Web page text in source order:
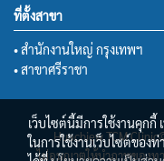
ที่ตั้งสาขา
• สำนักงานใหญ่ กรุงเทพฯ
• สาขาศรีราชา
Huachiew TCM
ไม่อนุญาตให้นำภาพของท
เว็บไซต์นี้มีการใช้งานคุก
ในการใช้งานเว็บไซต์ของ